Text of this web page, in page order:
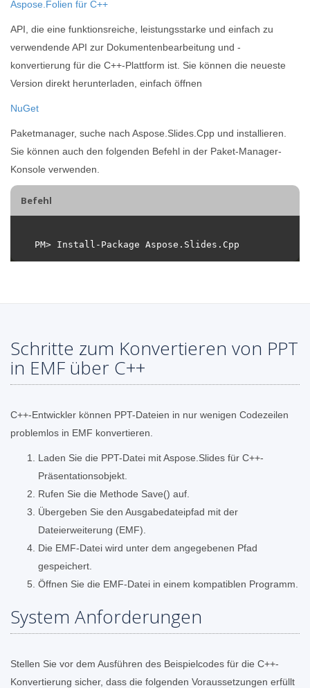
Aspose.Folien für C++
API, die eine funktionsreiche, leistungsstarke und einfach zu
verwendende API zur Dokumentenbearbeitung und -
konvertierung für die C++-Plattform ist. Sie können die neueste
Version direkt herunterladen, einfach öffnen
NuGet
Paketmanager, suche nach Aspose.Slides.Cpp und installieren.
Sie können auch den folgenden Befehl in der Paket-Manager-
Konsole verwenden.
Befehl
Schritte zum Konvertieren von PPT
in EMF über C++
C++-Entwickler können PPT-Dateien in nur wenigen Codezeilen
problemlos in EMF konvertieren.
Laden Sie die PPT-Datei mit Aspose.Slides für C++-
Präsentationsobjekt.
Rufen Sie die Methode Save() auf.
Übergeben Sie den Ausgabedateipfad mit der
Dateierweiterung (EMF).
Die EMF-Datei wird unter dem angegebenen Pfad
gespeichert.
Öffnen Sie die EMF-Datei in einem kompatiblen Programm.
System Anforderungen
Stellen Sie vor dem Ausführen des Beispielcodes für die C++-
Konvertierung sicher, dass die folgenden Voraussetzungen erfüllt